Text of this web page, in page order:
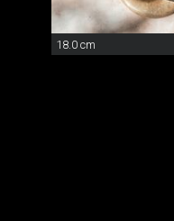
18.0 cm